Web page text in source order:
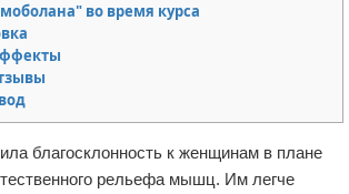
во время курса
благосклонность к женщинам в плане
рельефа мышц. Им легче